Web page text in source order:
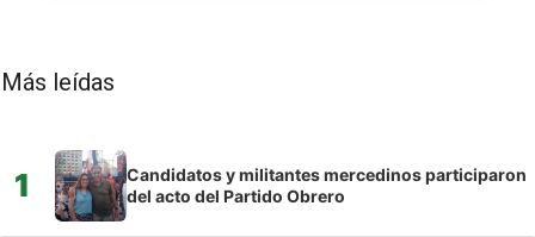
Más leídas
1
Candidatos y militantes mercedinos participaron
del acto del Partido Obrero